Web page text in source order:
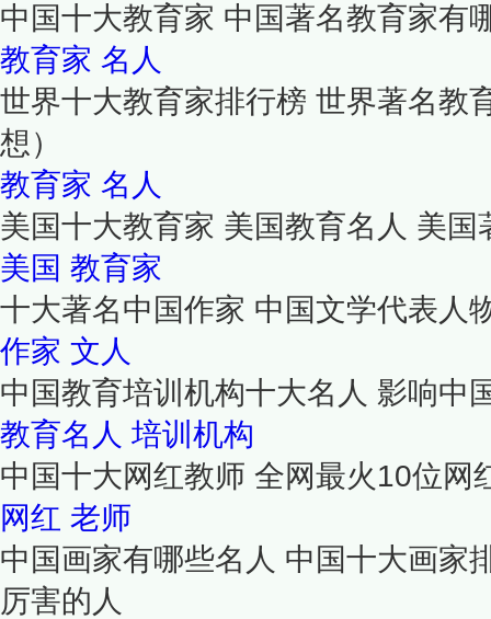
中国十大教育家 中国著名教育家有
教育家 名人
世界十大教育家排行榜 世界著名教
想）
教育家 名人
美国十大教育家 美国教育名人 美国
美国 教育家
十大著名中国作家 中国文学代表人
作家 文人
中国教育培训机构十大名人 影响中
教育名人 培训机构
中国十大网红教师 全网最火10位网
网红 老师
中国画家有哪些名人 中国十大画家
厉害的人